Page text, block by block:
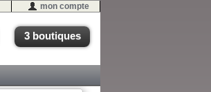
mon compte
3 boutiques